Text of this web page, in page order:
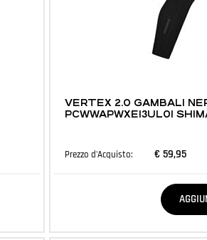
VERTEX 2.0 GAMBALI
PCWWAPWXE13UL01
Prezzo d'Acquisto: € 59,95